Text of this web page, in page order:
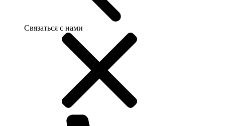
Связаться с нами